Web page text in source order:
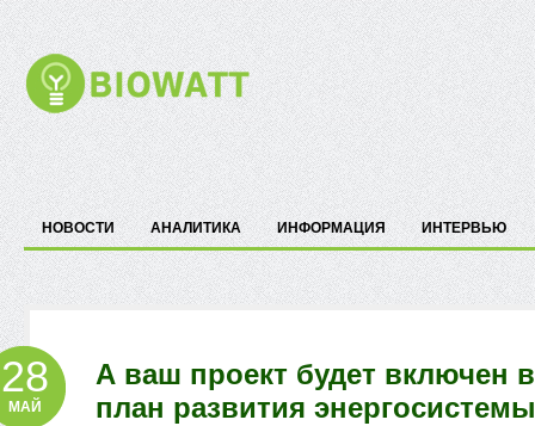
НОВОСТИ АНАЛИТИКА ИНФОРМАЦИЯ ИНТЕРВЬЮ
А ваш проект будет включен
план развития
28
МАЙ